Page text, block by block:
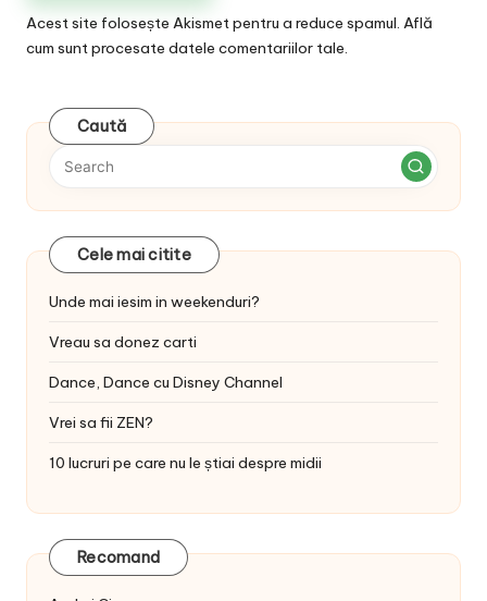
Acest site folosește Akismet pentru a reduce spamul. Află
cum sunt procesate datele comentariilor tale.
Caută
Cele mai citite
Unde mai iesim in weekenduri?
Vreau sa donez carti
Dance, Dance cu Disney Channel
Vrei sa fii ZEN?
10 lucruri pe care nu le știai despre midii
Recomand